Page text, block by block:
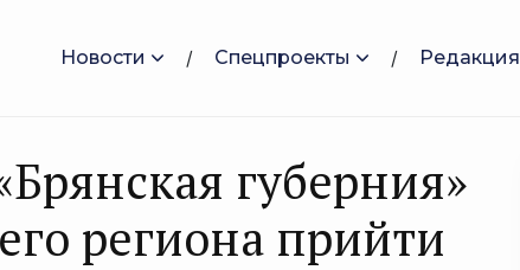
Новости Спецпроекты Редакция
губерния»
региона прийти